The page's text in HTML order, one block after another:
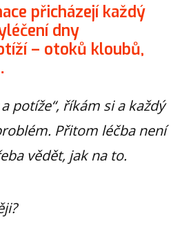
přicházejí každý
dny
– otoků kloubů,
potíže“, říkám si a každý
Přitom léčba není
vědět, jak na to.